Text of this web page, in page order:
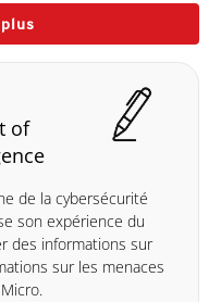
of
de la cybersécurité
son expérience du
des informations sur
sur les menaces